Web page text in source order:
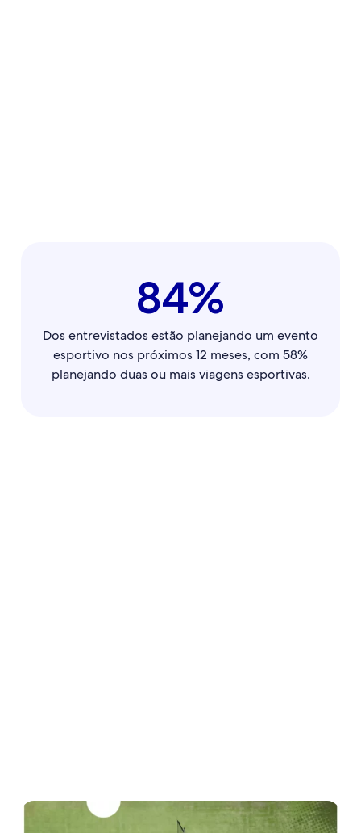
84%
Dos entrevistados estão planejando um evento
esportivo nos próximos 12 meses, com 58%
planejando duas ou mais viagens esportivas.